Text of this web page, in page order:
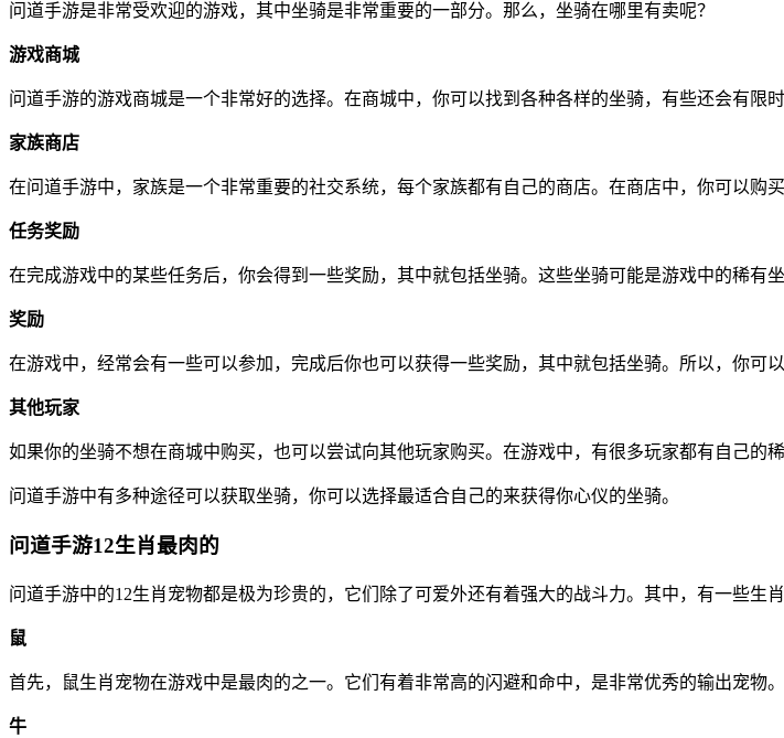
问道手游是非常受欢迎的游戏，其中坐骑是非常重要的一部分。那么，坐骑在哪里有卖呢？
游戏商城
问道手游的游戏商城是一个非常好的选择。在商城中，你可以找到各种各样的坐骑，有些还会有限
家族商店
在问道手游中，家族是一个非常重要的社交系统，每个家族都有自己的商店。在商店中，你可以购
任务奖励
在完成游戏中的某些任务后，你会得到一些奖励，其中就包括坐骑。这些坐骑可能是游戏中的稀有
奖励
在游戏中，经常会有一些可以参加，完成后你也可以获得一些奖励，其中就包括坐骑。所以，你可
其他玩家
如果你的坐骑不想在商城中购买，也可以尝试向其他玩家购买。在游戏中，有很多玩家都有自己的
问道手游中有多种途径可以获取坐骑，你可以选择最适合自己的来获得你心仪的坐骑。
问道手游12生肖最肉的
问道手游中的12生肖宠物都是极为珍贵的，它们除了可爱外还有着强大的战斗力。其中，有一些生
鼠
首先，鼠生肖宠物在游戏中是最肉的之一。它们有着非常高的闪避和命中，是非常优秀的输出宠物
牛